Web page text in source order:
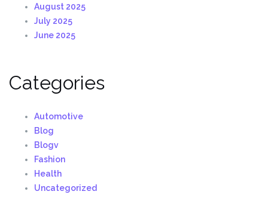
August 2025
July 2025
June 2025
Categories
Automotive
Blog
Blogv
Fashion
Health
Uncategorized